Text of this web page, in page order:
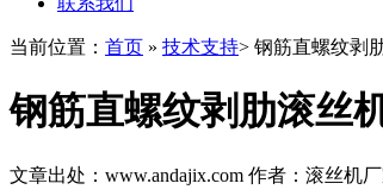
当前位置： 首页 » 技术支持> 钢筋直螺纹剥
钢筋直螺纹剥肋滚丝
文章出处：www.andajix.com 作者： 滚丝机